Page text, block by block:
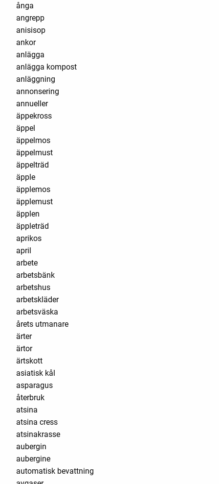
ånga
angrepp
anisisop
ankor
anlägga
anlägga kompost
anläggning
annonsering
annueller
äppekross
äppel
äppelmos
äppelmust
äppelträd
äpple
äpplemos
äpplemust
äpplen
äppleträd
aprikos
april
arbete
arbetsbänk
arbetshus
arbetskläder
arbetsväska
årets utmanare
ärter
ärtor
ärtskott
asiatisk kål
asparagus
återbruk
atsina
atsina cress
atsinakrasse
aubergin
aubergine
automatisk bevattning